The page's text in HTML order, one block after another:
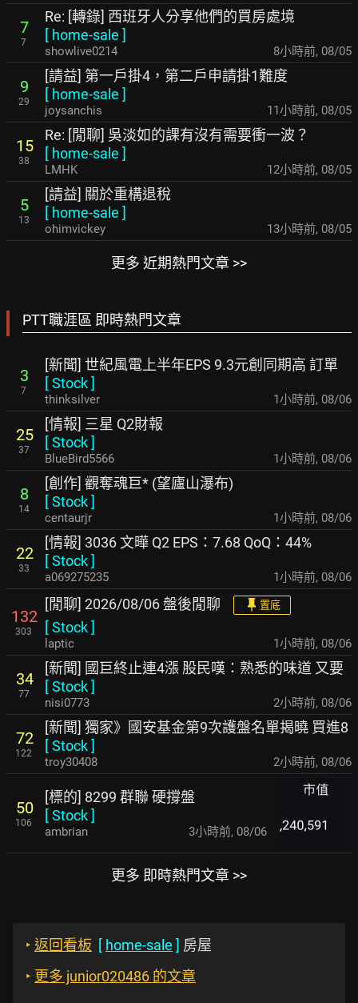
7
7
Re: [轉錄] 西班牙人分享他們的買房處境
[ home-sale ]
showlive0214 8小時前, 08/05
9
29
[請益] 第一戶掛4，第二戶申請掛1難度
[ home-sale ]
joysanchis 11小時前, 08/05
15
38
Re: [閒聊] 吳淡如的課有沒有需要衝一波？
[ home-sale ]
LMHK 12小時前, 08/05
5
13
[請益] 關於重構退稅
[ home-sale ]
ohimvickey 13小時前, 08/05
更多 近期熱門文章 >>
PTT職涯區 即時熱門文章
3
7
[新聞] 世紀風電上半年EPS 9.3元創同期高 訂單
[Stock]
thinksilver 1小時前, 08/06
25
37
[情報] 三星 Q2財報
[Stock]
BlueBird5566 1小時前, 08/06
8
14
[創作] 觀奪魂巨* (望廬山瀑布)
[Stock]
centaurjr 1小時前, 08/06
22
33
[情報] 3036 文曄 Q2 EPS：7.68 QoQ：44%
[Stock]
a069275235 1小時前, 08/06
132
303
[閒聊] 2026/08/06 盤後閒聊 置底
[Stock]
laptic 1小時前, 08/06
34
77
[新聞] 國巨終止連4漲 股民嘆：熟悉的味道 又要
[Stock]
nisi0773 2小時前, 08/06
72
122
[新聞] 獨家》國安基金第9次護盤名單揭曉 買進8
[Stock]
troy30408 2小時前, 08/06
50
106
[標的] 8299 群聯 硬撐盤
[Stock]
ambrian 3小時前, 08/06
更多 即時熱門文章 >>
‣ 返回看板 [ home-sale ] 房屋
‣ 更多 junior020486 的文章